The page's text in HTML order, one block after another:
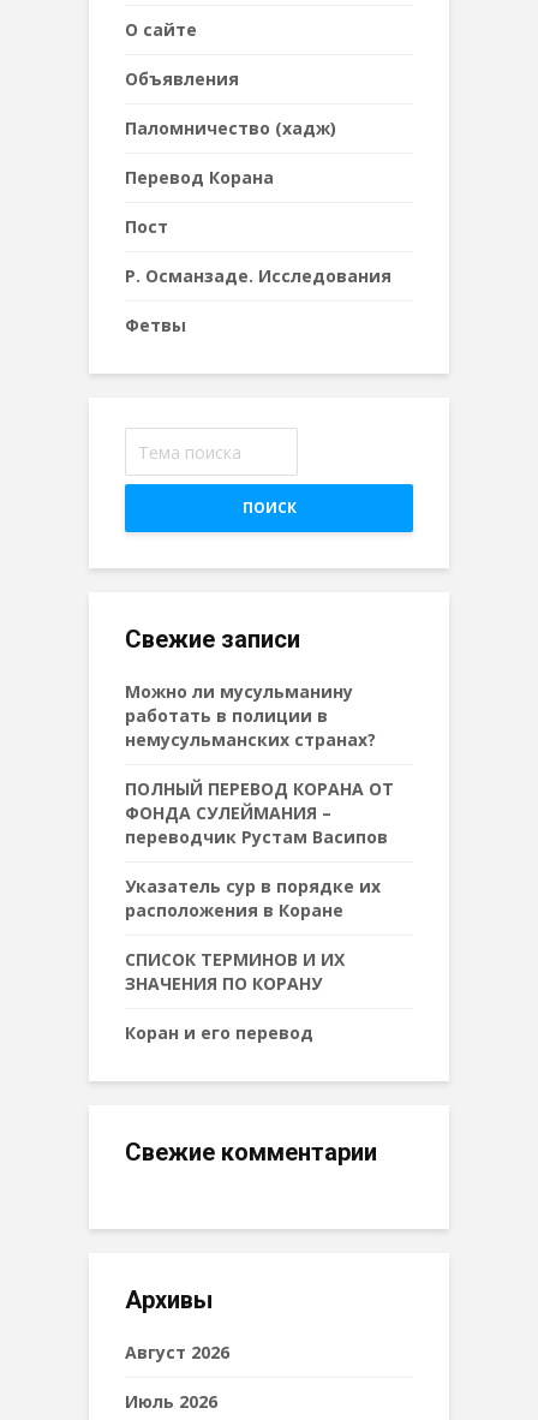
О сайте
Объявления
Паломничество (хадж)
Перевод Корана
Пост
Р. Османзаде. Исследования
Фетвы
ПОИСК
Свежие записи
Можно ли мусульманину
работать в полиции в
немусульманских странах?
ПОЛНЫЙ ПЕРЕВОД КОРАНА ОТ
ФОНДА СУЛЕЙМАНИЯ –
переводчик Рустам Васипов
Указатель сур в порядке их
расположения в Коране
СПИСОК ТЕРМИНОВ И ИХ
ЗНАЧЕНИЯ ПО КОРАНУ
Коран и его перевод
Свежие комментарии
Архивы
Август 2026
Июль 2026